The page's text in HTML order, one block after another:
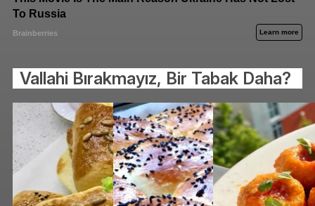
Vallahi Bırakmayız, Bir Tabak Daha?